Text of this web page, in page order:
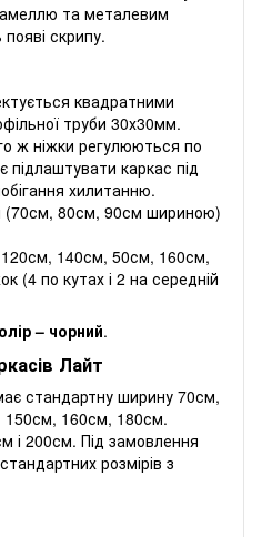
та металевим
скрипу.
квадратними
труби 30х30мм.
ж ніжки регулюються по
каркас під
хилитанню.
(70см, 80см, 90см шириною)
140см, 50см, 160см,
(4 по кутах і 2 на середній
– чорний.
Лайт
стандартну ширину 70см,
160см, 180см.
і 200см. Під замовлення
розмірів з